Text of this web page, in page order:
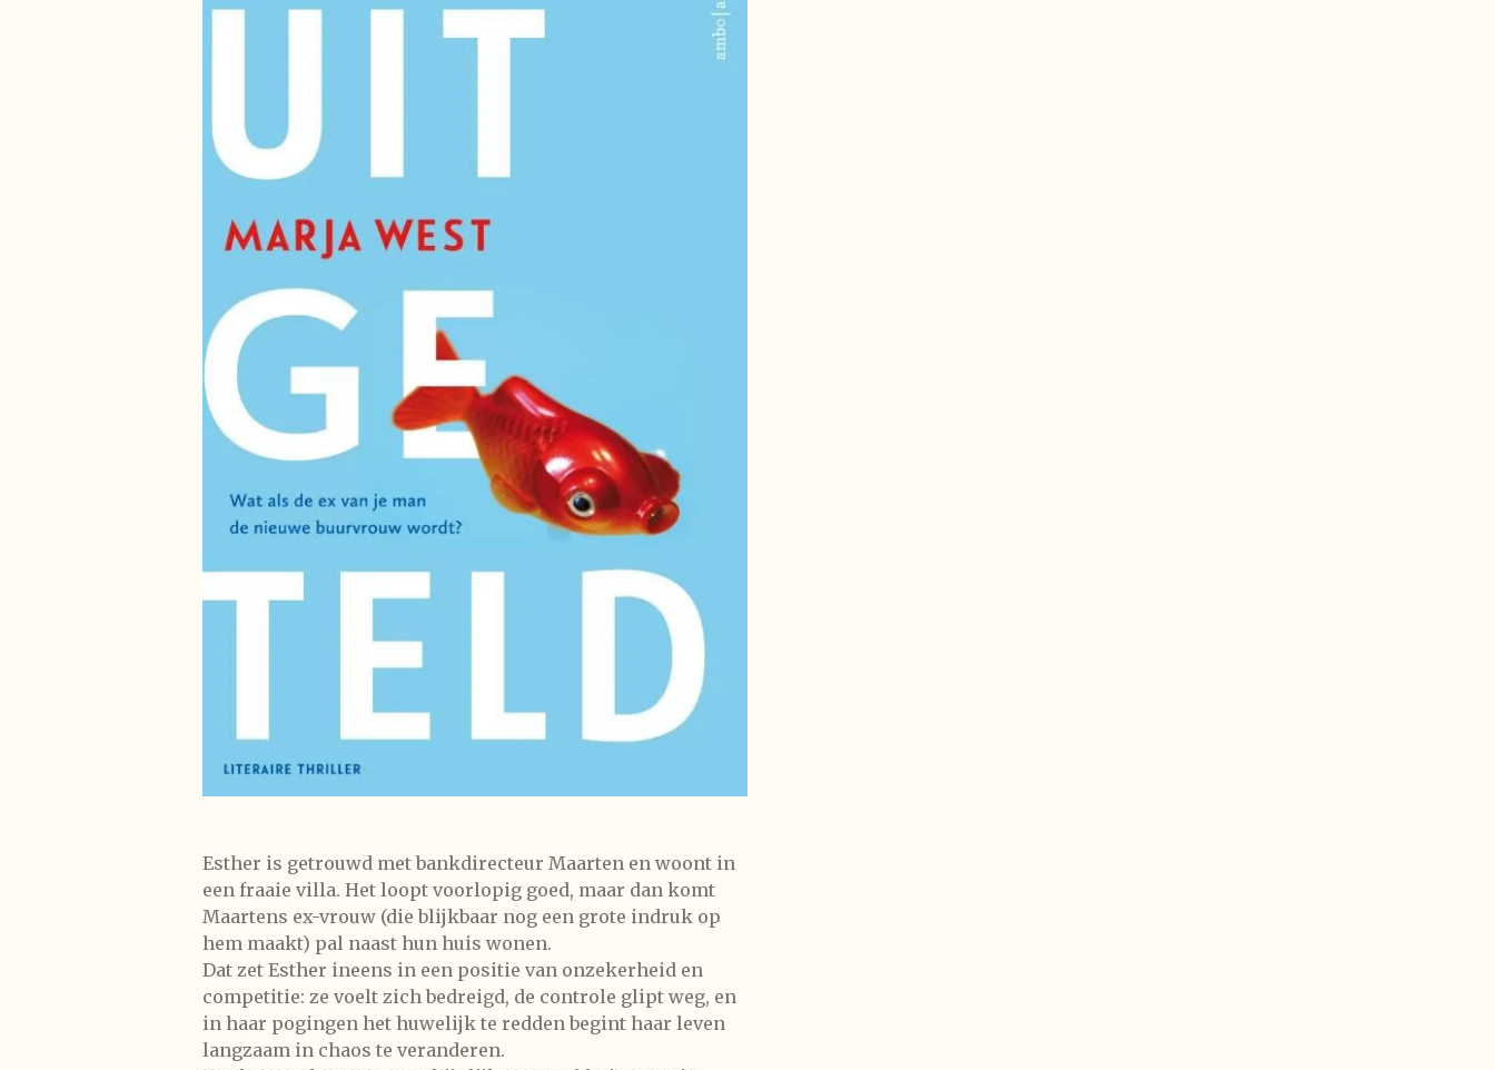
Esther is getrouwd met bankdirecteur Maarten en woont in
een fraaie villa. Het loopt voorlopig goed, maar dan komt
Maartens ex-vrouw (die blijkbaar nog een grote indruk op
hem maakt) pal naast hun huis wonen.
Dat zet Esther ineens in een positie van onzekerheid en
competitie: ze voelt zich bedreigd, de controle glipt weg, en
in haar pogingen het huwelijk te redden begint haar leven
langzaam in chaos te veranderen.